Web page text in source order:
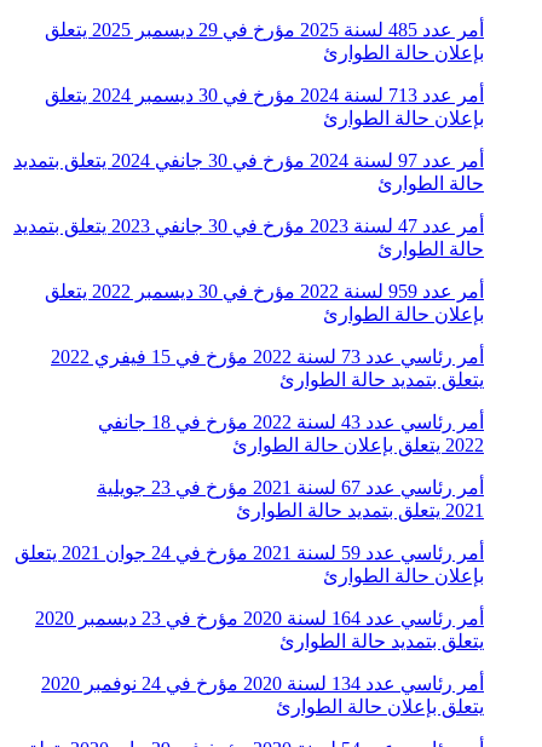
أمر عدد 485 لسنة 2025 مؤرخ في 29 ديسمبر 2025 يتعلق
بإعلان حالة الطوارئ
أمر عدد 713 لسنة 2024 مؤرخ في 30 ديسمبر 2024 يتعلق
بإعلان حالة الطوارئ
أمر عدد 97 لسنة 2024 مؤرخ في 30 جانفي 2024 يتعلق بتمديد
حالة الطوارئ
أمر عدد 47 لسنة 2023 مؤرخ في 30 جانفي 2023 يتعلق بتمديد
حالة الطوارئ
أمر عدد 959 لسنة 2022 مؤرخ في 30 ديسمبر 2022 يتعلق
بإعلان حالة الطوارئ
أمر رئاسي عدد 73 لسنة 2022 مؤرخ في 15 فيفري 2022
يتعلق بتمديد حالة الطوارئ
أمر رئاسي عدد 43 لسنة 2022 مؤرخ في 18 جانفي
2022 يتعلق بإعلان حالة الطوارئ
أمر رئاسي عدد 67 لسنة 2021 مؤرخ في 23 جويلية
2021 يتعلق بتمديد حالة الطوارئ
أمر رئاسي عدد 59 لسنة 2021 مؤرخ في 24 جوان 2021 يتعلق
بإعلان حالة الطوارئ
أمر رئاسي عدد 164 لسنة 2020 مؤرخ في 23 ديسمبر 2020
يتعلق بتمديد حالة الطوارئ
أمر رئاسي عدد 134 لسنة 2020 مؤرخ في 24 نوفمبر 2020
يتعلق بإعلان حالة الطوارئ